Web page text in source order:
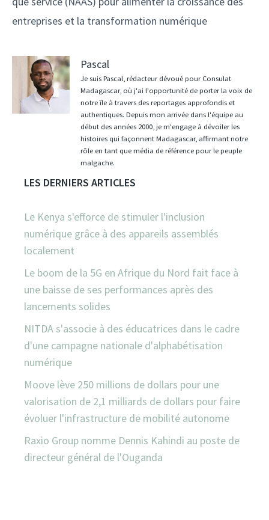
entreprises et la transformation numérique
Pascal
Je suis Pascal, rédacteur dévoué pour Consulat
Madagascar, où j'ai l'opportunité de porter la voix de
notre île à travers des reportages approfondis et
authentiques. Depuis mon arrivée dans l'équipe au
début des années 2000, je m'engage à dévoiler les
histoires qui façonnent Madagascar, affirmant notre
rôle en tant que média de référence pour le peuple
malgache.
LES DERNIERS ARTICLES
Le Kenya s'efforce de stimuler l'inclusion
numérique grâce à des appareils assemblés
localement
Le boom de la 5G en Afrique du Nord fait face à
une baisse de ses performances après des
lancements solides
NITDA s'associe à des éducatrices dans le cadre
d'une campagne nationale d'alphabétisation
numérique
Moove lève 250 millions de dollars pour une
valorisation de 2,1 milliards de dollars pour faire
évoluer l'infrastructure de mobilité autonome
Raxio Group nomme Dennis Kahindi au poste de
directeur général de l'Ouganda